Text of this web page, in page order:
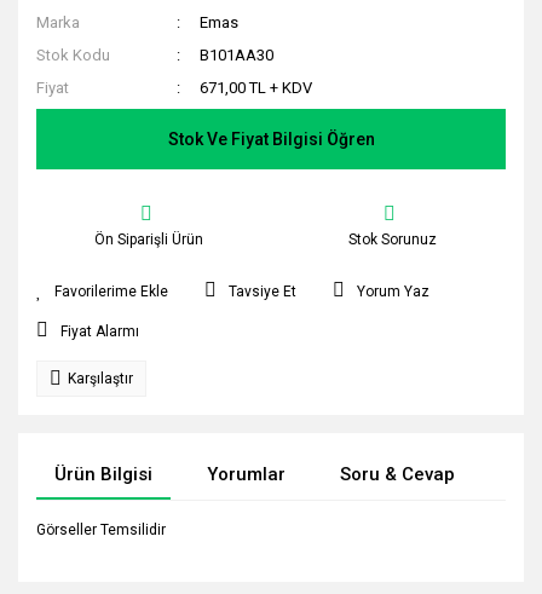
Marka
Emas
Stok Kodu
B101AA30
Fiyat
671,00 TL + KDV
Stok Ve Fiyat Bilgisi Öğren
Ön Siparişli Ürün Stok Sorunuz
Tavsiye Et Yorum Yaz
Fiyat Alarmı
Karşılaştır
Ürün Bilgisi Yorumlar Soru & Cevap
Görseller Temsilidir